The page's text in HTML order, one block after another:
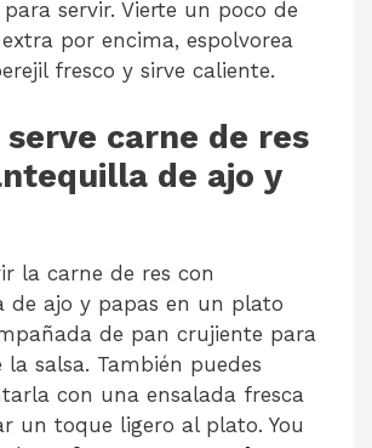
servir. Vierte un poco de
por encima, espolvorea
fresco y sirve caliente.
carne de res
de ajo y
la carne de res con
de ajo y papas en un plato
de pan crujiente para
salsa. También puedes
con una ensalada fresca
un toque ligero al plato. You